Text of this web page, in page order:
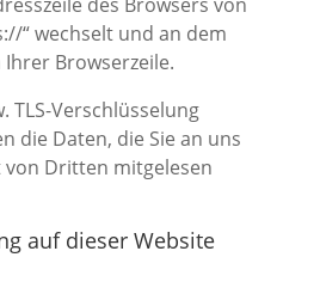
“ wechselt und an dem
Ihrer Browserzeile.
TLS-Verschlüsselung
die Daten, die Sie an uns
Dritten mitgelesen
auf dieser Website